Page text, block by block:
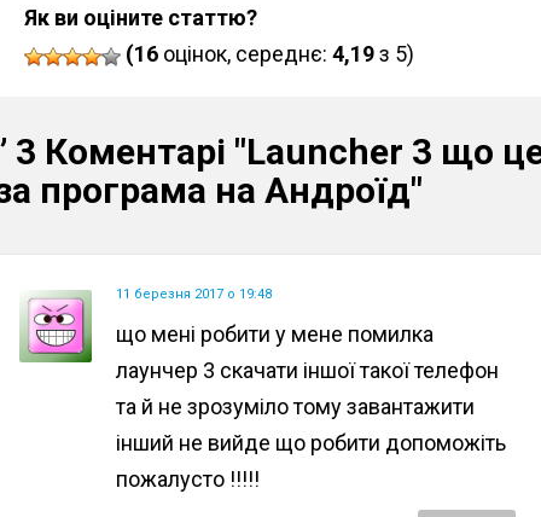
Як ви оціните статтю?
(16 оцінок, середнє: 4,19з 5)
3 Коментарі "Launcher 3 що
програма на Андроїд"
11 березня 2017 о 19:48
що мені робити у мене помилка
лаунчер 3 скачати іншої такої телефон
та й не зрозуміло тому завантажити
інший не вийде що робити допоможіть
пожалусто !!!!!